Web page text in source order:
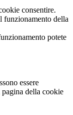
consentire.
funzionamento della
potete
essere
della cookie